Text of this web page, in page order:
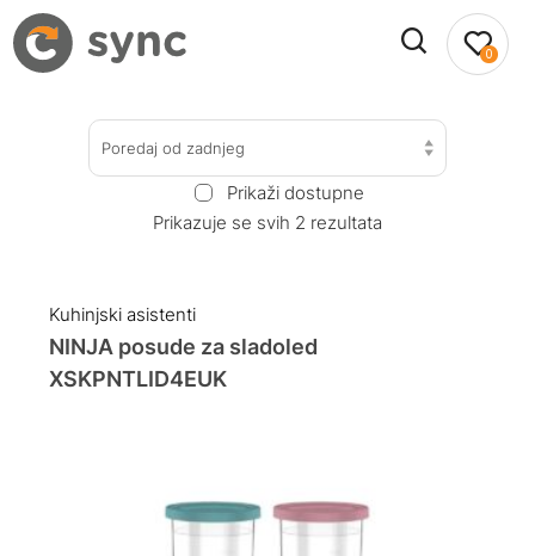
0
Poredaj od zadnjeg
Prikaži dostupne
Prikazuje se svih 2 rezultata
Kuhinjski asistenti
NINJA posude za sladoled
XSKPNTLID4EUK